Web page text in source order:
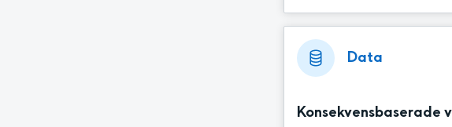
Data
Konsekvensbaserade